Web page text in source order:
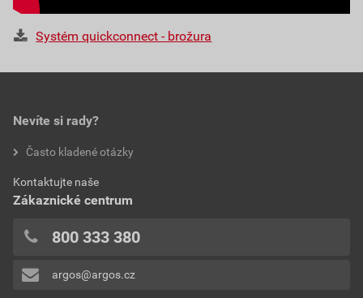
Systém quickconnect - brožura
Nevíte si rady?
Často kladené otázky
Kontaktujte naše
Zákaznické centrum
800 333 380
argos@argos.cz